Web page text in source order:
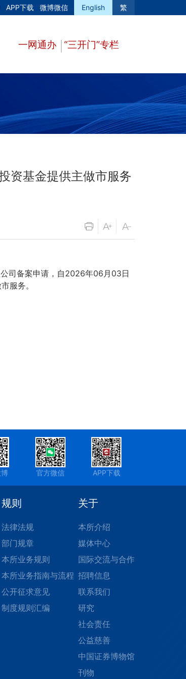
APP下载 微博微信 English 繁
一网通办 “三开门”专栏
资基金提供主做市服务
司备案申请，自2026年06月03日
服务。
官方微信 APP下载
规则
法律法规
部门规章
本所业务规则
本所业务指南与流程
公开征求意见
制度规则汇编
关于
本所介绍
媒体中心
国际交流与合作
招聘信息
联系我们
研究
社会责任
公益慈善
中国证券博物馆
刊物